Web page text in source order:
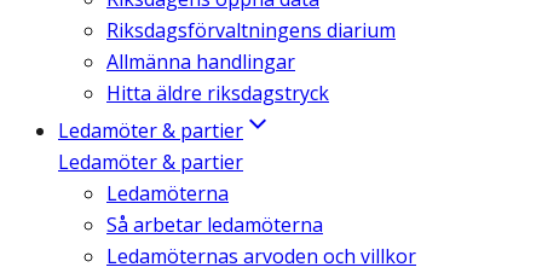
Riksdagsförvaltningens diarium
Allmänna handlingar
Hitta äldre riksdagstryck
Ledamöter & partier
Ledamöter & partier
Ledamöterna
Så arbetar ledamöterna
Ledamöternas arvoden och villkor